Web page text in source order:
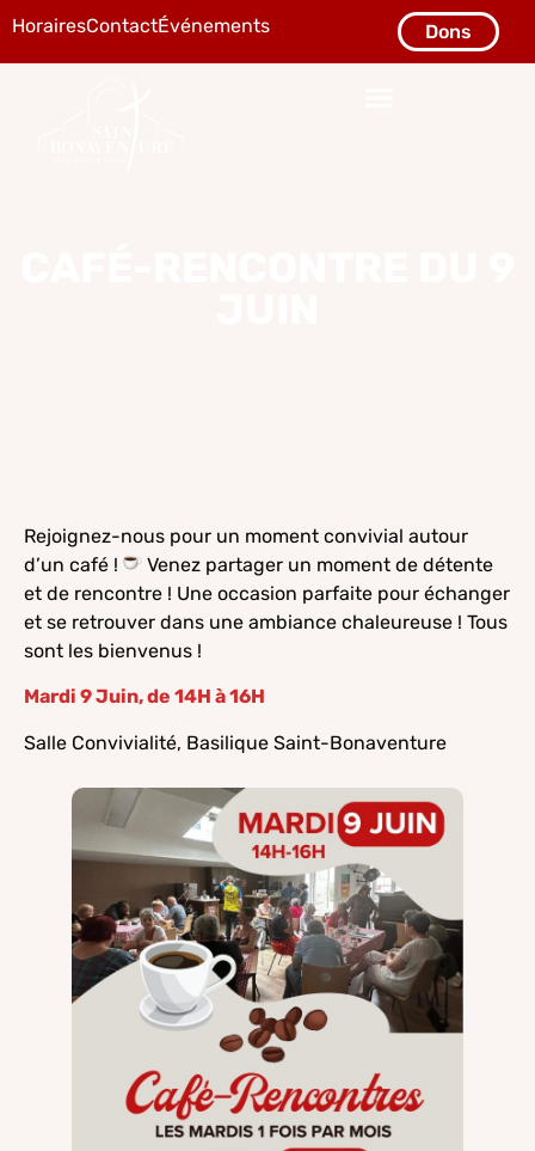
HorairesContactÉvénements Dons
Rejoignez-nous pour un moment convivial autour
d’un café !
Venez partager un moment de détente
et de rencontre ! Une occasion parfaite pour échanger
et se retrouver dans une ambiance chaleureuse ! Tous
sont les bienvenus !
Mardi 9 Juin, de 14H à 16H
Salle Convivialité, Basilique Saint-Bonaventure